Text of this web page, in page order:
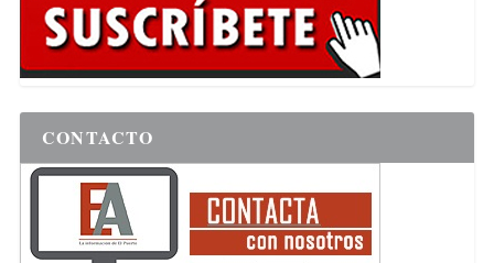
CONTACTO